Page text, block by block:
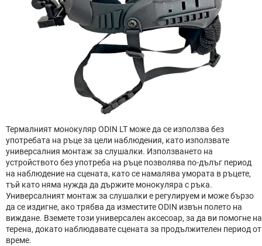
Термалният монокуляр ODIN LT може да се използва без
употребата на ръце за цели наблюдения, като използвате
универсалния монтаж за слушалки. Използването на
устройството без употреба на ръце позволява по-дълъг период
на наблюдение на сцената, като се намалява умората в ръцете,
тъй като няма нужда да държите монокуляра с ръка.
Универсалният монтаж за слушалки е регулируем и може бързо
да се издигне, ако трябва да изместите ODIN извън полето на
виждане. Вземете този универсален аксесоар, за да ви помогне на
терена, докато наблюдавате сцената за продължителен период от
време.